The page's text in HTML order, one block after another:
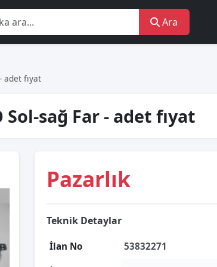
Ara
adet fıyat
Sol-sağ Far - adet fıyat
Pazarlık
Teknik Detaylar
İlan No 53832271